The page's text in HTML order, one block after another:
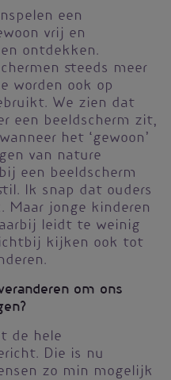
een
vrij en
ontdekken.
steeds meer
worden ook op
We zien dat
een beeldscherm zit,
het ‘gewoon’
van nature
een beeldscherm
Ik snap dat ouders
Maar jonge kinderen
leidt te weinig
kijken ook tot
om ons
de hele
Die is nu
zo min mogelijk